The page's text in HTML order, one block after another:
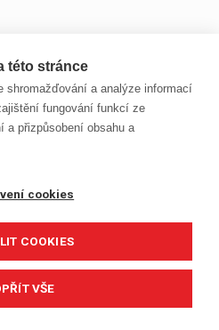
této stránce
shromažďování a analýze informací
fungování funkcí ze
a přizpůsobení obsahu a
cookies
COOKIES
VŠE